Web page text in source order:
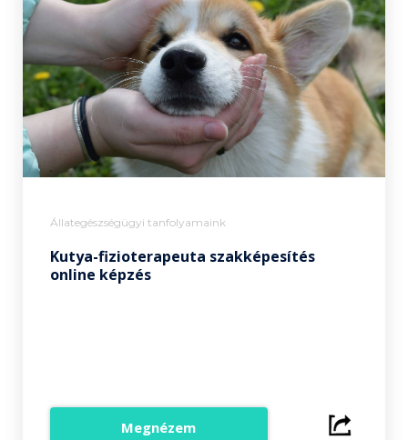
Állategészségügyi tanfolyamaink
Kutya-fizioterapeuta szakképesítés
online képzés
Megnézem